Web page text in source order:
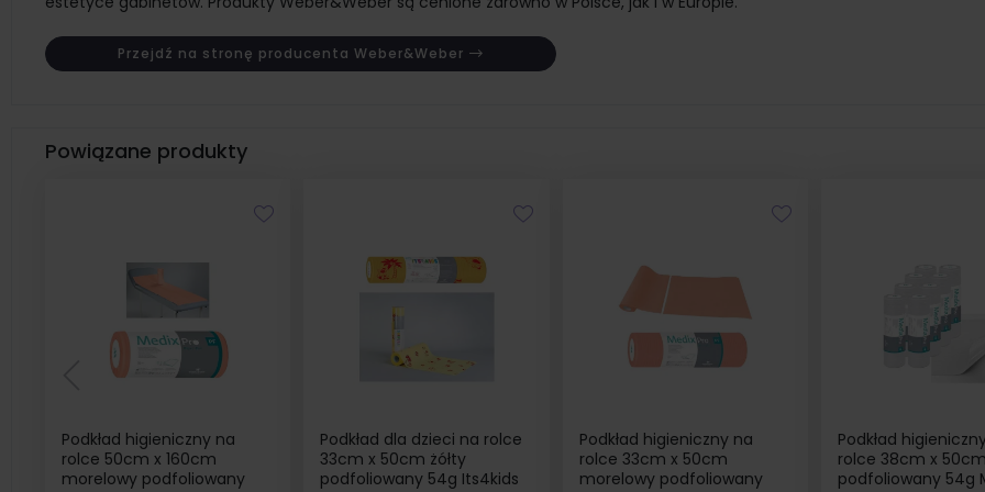
Przejdź na stronę producenta Weber&Weber
Powiązane produkty
Podkład higieniczny na
rolce 50cm x 160cm
morelowy podfoliowany
Podkład dla dzieci na rolce
33cm x 50cm żółty
podfoliowany 54g Its4kids
Podkład higieniczny na
rolce 33cm x 50cm
morelowy podfoliowany
Podkład
rolce 38cm x
podfoliowany 54g